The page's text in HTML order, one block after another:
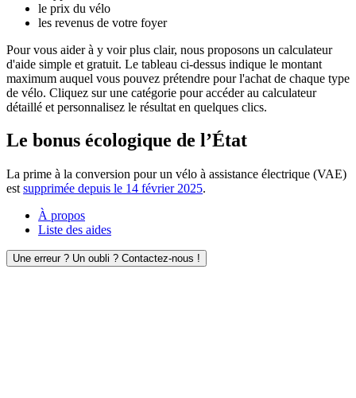
le prix du vélo
les revenus de votre foyer
Pour vous aider à y voir plus clair, nous proposons un calculateur
d'aide simple et gratuit. Le tableau ci-dessus indique le montant
maximum auquel vous pouvez prétendre pour l'achat de chaque type
de vélo. Cliquez sur une catégorie pour accéder au calculateur
détaillé et personnalisez le résultat en quelques clics.
Le bonus écologique de l’État
La prime à la conversion pour un vélo à assistance électrique (VAE)
est supprimée depuis le 14 février 2025.
À propos
Liste des aides
Une erreur ? Un oubli ? Contactez-nous !